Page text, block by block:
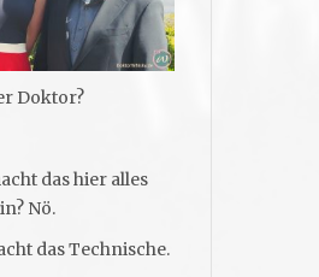
Doktor?
das hier alles
Nö.
das Technische.